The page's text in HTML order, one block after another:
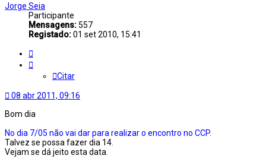
Jorge Seia
Participante
Mensagens:557
Registado:01 set 2010, 15:41
Citar
08 abr 2011, 09:16
Bom dia
No dia 7/05 não vai dar para realizar o encontro no CCP.
Talvez se possa fazer dia 14.
Vejam se dá jeito esta data.